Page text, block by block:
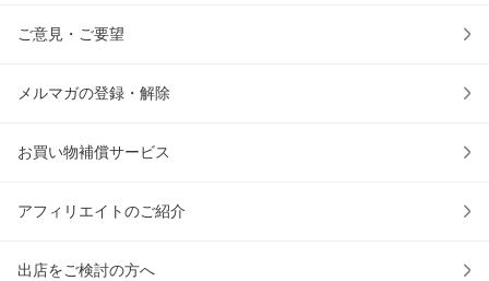
ご意見・ご要望
メルマガの登録・解除
お買い物補償サービス
アフィリエイトのご紹介
出店をご検討の方へ